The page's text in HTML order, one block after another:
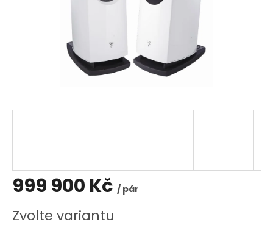
999 900 Kč / pár
cena:
Zvolte variantu